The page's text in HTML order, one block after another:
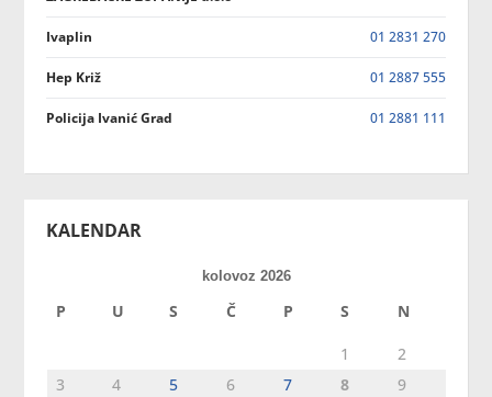
Ivaplin 01 2831 270
Hep Križ 01 2887 555
Policija Ivanić Grad 01 2881 111
KALENDAR
kolovoz 2026
P U S Č P S N
1
2
3
4 5 6 7 8
9